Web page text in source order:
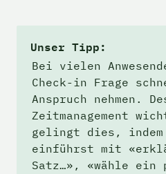
Unser Tipp:
Bei vielen
Check-in Frage
Anspruch nehmen.
Zeitmanagement
gelingt dies, indem
einführst mit
Satz…», «wähle ein